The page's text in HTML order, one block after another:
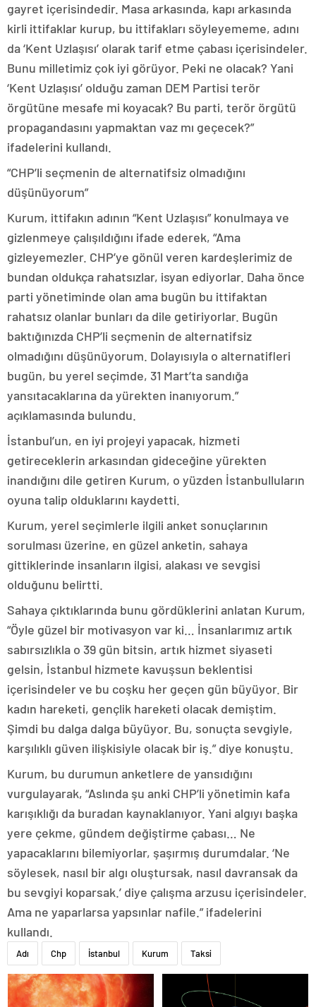
gayret içerisindedir. Masa arkasında, kapı arkasında
kirli ittifaklar kurup, bu ittifakları söyleyememe, adını
da ‘Kent Uzlaşısı’ olarak tarif etme çabası içerisindeler.
Bunu milletimiz çok iyi görüyor. Peki ne olacak? Yani
‘Kent Uzlaşısı’ olduğu zaman DEM Partisi terör
örgütüne mesafe mi koyacak? Bu parti, terör örgütü
propagandasını yapmaktan vaz mı geçecek?”
ifadelerini kullandı.
“CHP’li seçmenin de alternatifsiz olmadığını
düşünüyorum”
Kurum, ittifakın adının “Kent Uzlaşısı” konulmaya ve
gizlenmeye çalışıldığını ifade ederek, “Ama
gizleyemezler. CHP’ye gönül veren kardeşlerimiz de
bundan oldukça rahatsızlar, isyan ediyorlar. Daha önce
parti yönetiminde olan ama bugün bu ittifaktan
rahatsız olanlar bunları da dile getiriyorlar. Bugün
baktığınızda CHP’li seçmenin de alternatifsiz
olmadığını düşünüyorum. Dolayısıyla o alternatifleri
bugün, bu yerel seçimde, 31 Mart’ta sandığa
yansıtacaklarına da yürekten inanıyorum.”
açıklamasında bulundu.
İstanbul’un, en iyi projeyi yapacak, hizmeti
getireceklerin arkasından gideceğine yürekten
inandığını dile getiren Kurum, o yüzden İstanbulluların
oyuna talip olduklarını kaydetti.
Kurum, yerel seçimlerle ilgili anket sonuçlarının
sorulması üzerine, en güzel anketin, sahaya
gittiklerinde insanların ilgisi, alakası ve sevgisi
olduğunu belirtti.
Sahaya çıktıklarında bunu gördüklerini anlatan Kurum,
“Öyle güzel bir motivasyon var ki… İnsanlarımız artık
sabırsızlıkla o 39 gün bitsin, artık hizmet siyaseti
gelsin, İstanbul hizmete kavuşsun beklentisi
içerisindeler ve bu coşku her geçen gün büyüyor. Bir
kadın hareketi, gençlik hareketi olacak demiştim.
Şimdi bu dalga dalga büyüyor. Bu, sonuçta sevgiyle,
karşılıklı güven ilişkisiyle olacak bir iş.” diye konuştu.
Kurum, bu durumun anketlere de yansıdığını
vurgulayarak, “Aslında şu anki CHP’li yönetimin kafa
karışıklığı da buradan kaynaklanıyor. Yani algıyı başka
yere çekme, gündem değiştirme çabası… Ne
yapacaklarını bilemiyorlar, şaşırmış durumdalar. ‘Ne
söylesek, nasıl bir algı oluştursak, nasıl davransak da
bu sevgiyi koparsak.’ diye çalışma arzusu içerisindeler.
Ama ne yaparlarsa yapsınlar nafile.” ifadelerini
kullandı.
Adı Chp İstanbul Kurum Taksi